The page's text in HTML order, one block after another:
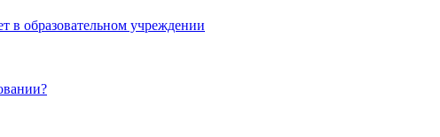
в образовательном учреждении